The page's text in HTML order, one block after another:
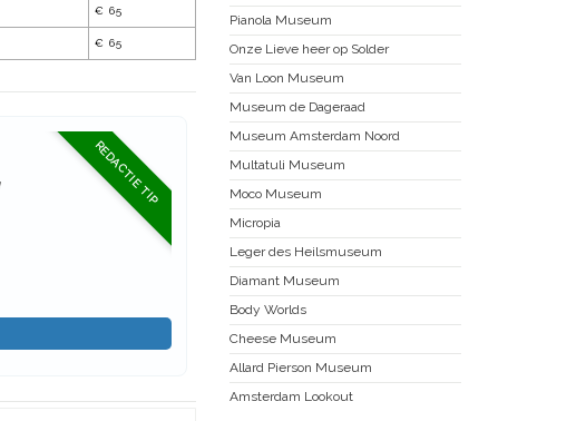
€ 65
€ 65
REDACTIE TIP
Pianola Museum
Onze Lieve heer op Solder
Van Loon Museum
Museum de Dageraad
Museum Amsterdam Noord
Multatuli Museum
Moco Museum
Micropia
Leger des Heilsmuseum
Diamant Museum
Body Worlds
Cheese Museum
Allard Pierson Museum
Amsterdam Lookout